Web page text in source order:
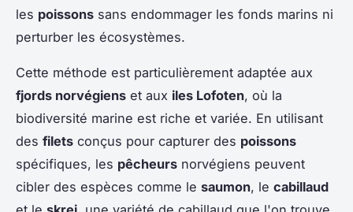
les poissons sans endommager les fonds marins ni
perturber les écosystèmes.
Cette méthode est particulièrement adaptée aux
fjords norvégiens et aux iles Lofoten, où la
biodiversité marine est riche et variée. En utilisant
des filets conçus pour capturer des poissons
spécifiques, les pêcheurs norvégiens peuvent
cibler des espèces comme le saumon, le cabillaud